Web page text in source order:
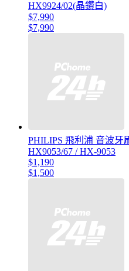
HX9924/02(晶鑽白)
$7,990
$7,990
PHILIPS 飛利浦 音波牙
HX9053/67 / HX-9053
$1,190
$1,500